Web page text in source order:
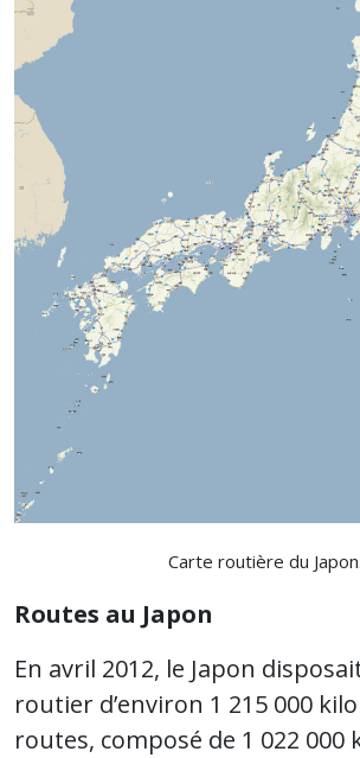
Carte routière du Japon.
Routes au Japon
En avril 2012, le Japon
routier d’environ 1 215 000
routes, composé de 1 022 000